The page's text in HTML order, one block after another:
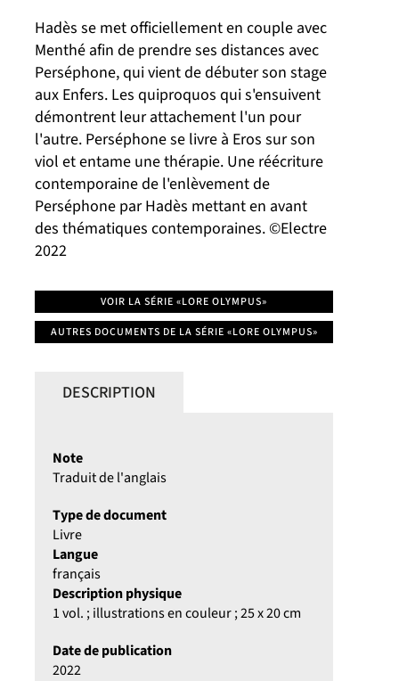
Hadès se met officiellement en couple avec
Menthé afin de prendre ses distances avec
Perséphone, qui vient de débuter son stage
aux Enfers. Les quiproquos qui s'ensuivent
démontrent leur attachement l'un pour
l'autre. Perséphone se livre à Eros sur son
viol et entame une thérapie. Une réécriture
contemporaine de l'enlèvement de
Perséphone par Hadès mettant en avant
des thématiques contemporaines. ©Electre
2022
VOIR LA SÉRIE «LORE OLYMPUS»
AUTRES DOCUMENTS DE LA SÉRIE «LORE OLYMPUS»
DESCRIPTION
Note
Traduit de l'anglais
Type de document
Livre
Langue
français
Description physique
1 vol. ; illustrations en couleur ; 25 x 20 cm
Date de publication
2022